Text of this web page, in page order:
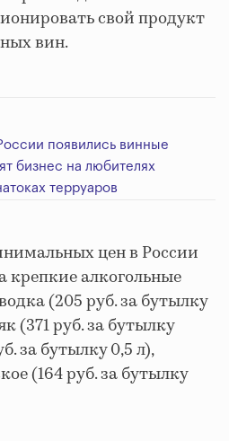
свой продукт
вин.
появились винные
бизнес на любителях
терруаров
цен в России
крепкие алкогольные
(205 руб. за бутылку
(371 руб. за бутылку
за бутылку 0,5 л),
(164 руб. за бутылку